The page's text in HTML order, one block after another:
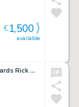
available
€1,500
Doppia pagina originale Neil Edwards Rick Magyar Amazing Spider-Man: The Movie # 2 pg. 2-3